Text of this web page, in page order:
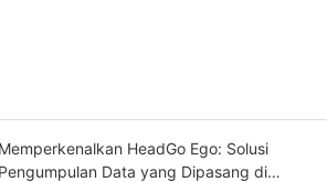
Memperkenalkan HeadGo Ego: Solusi
Pengumpulan Data yang Dipasang di